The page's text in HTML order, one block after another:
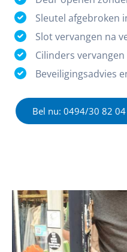
Sleutel afgebroken
Slot vervangen na
Cilinders
Beveiligingsadvies
Bel nu: 0494/30 82 04